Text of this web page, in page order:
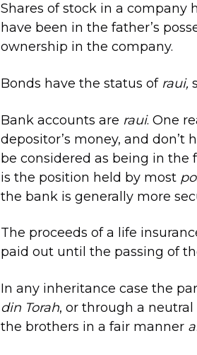
Shares of stock in a company
have been in the father’s
ownership in the company.
Bonds have the status of raui,
Bank accounts are raui. One
depositor’s money, and
be considered as being in the
is the position held by most
the bank is generally more
The proceeds of a life
paid out until the passing of
In any inheritance case the
din Torah, or through a neutral
the brothers in a fair manner